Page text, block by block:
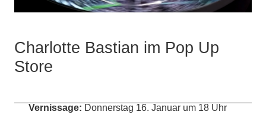
Charlotte Bastian im Pop Up
Store
Vernissage: Donnerstag 16. Januar um 18 Uhr